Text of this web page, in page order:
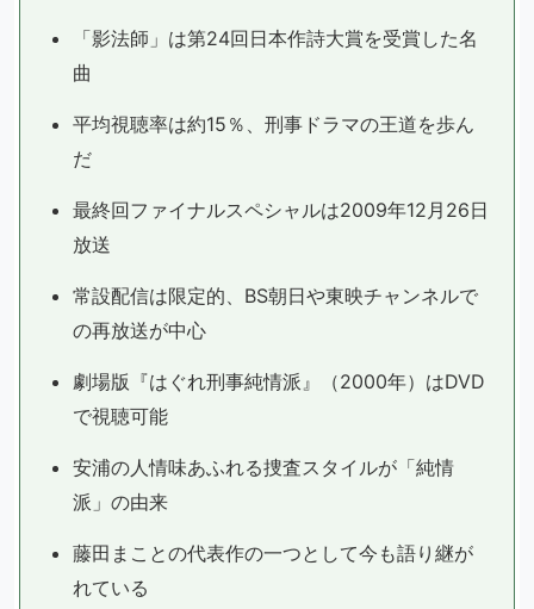
「影法師」は第24回日本作詩大賞を受賞した名
曲
平均視聴率は約15％、刑事ドラマの王道を歩ん
だ
最終回ファイナルスペシャルは2009年12月26日
放送
常設配信は限定的、BS朝日や東映チャンネルで
の再放送が中心
劇場版『はぐれ刑事純情派』（2000年）はDVD
で視聴可能
安浦の人情味あふれる捜査スタイルが「純情
派」の由来
藤田まことの代表作の一つとして今も語り継が
れている